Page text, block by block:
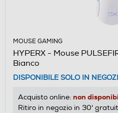
MOUSE GAMING
HYPERX - Mouse
Bianco
DISPONIBILE SOLO IN
Acquisto online: non
Ritiro in negozio in 30'